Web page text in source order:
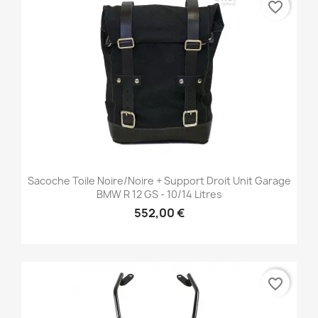
Sacoche Toile Noire/noire + Support Droit Unit Garage
BMW R 12 GS - 10/14 Litres
552,00 €
favorite_border
favorite_border